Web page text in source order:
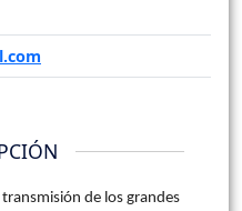
de los grandes